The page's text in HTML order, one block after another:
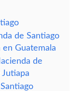
de Santiago
Guatemala
de